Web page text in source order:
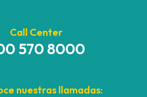
Call Center
570 8000
nuestras llamadas: